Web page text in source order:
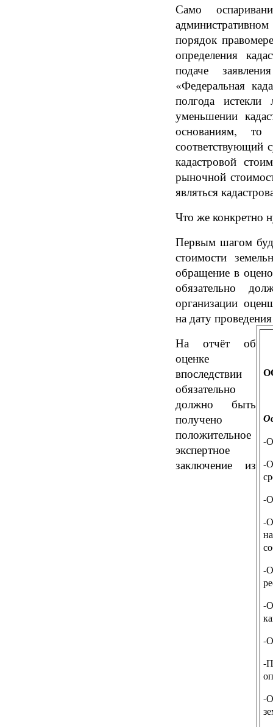
Само
порядок
определения
подаче
«Федеральная
полгода истекли
уменьшении
основаниям,
соответствующий
кадастровой
рыночной
являться
Что же конкретно
Первым шагом
стоимости
обращение в
обязательно
организации
на дату
-
-
-
-
-
-
-
-
-
На отчёт об
оценке
впоследствии
обязательно
должно быть
получено
положительное
экспертное
заключение из